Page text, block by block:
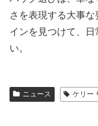
さを表現する大事
インを見つけて、
い。
ニュース ケリー